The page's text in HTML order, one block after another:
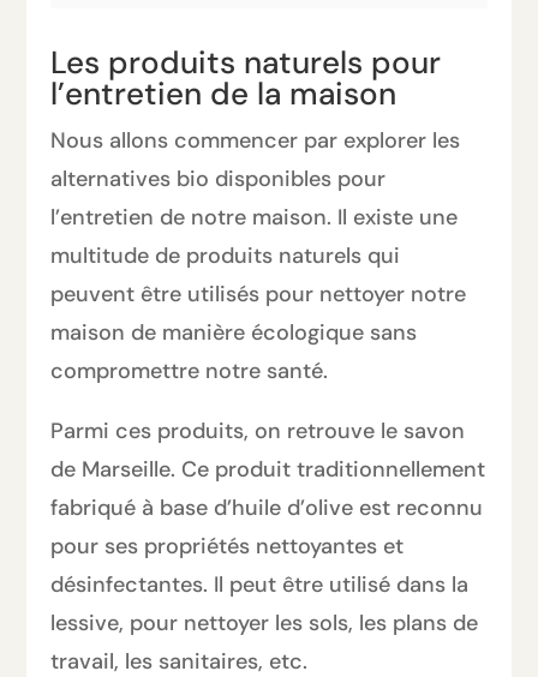
Les produits naturels pour
l’entretien de la maison
Nous allons commencer par explorer les
alternatives bio disponibles pour
l’entretien de notre maison. Il existe une
multitude de produits naturels qui
peuvent être utilisés pour nettoyer notre
maison de manière écologique sans
compromettre notre santé.
Parmi ces produits, on retrouve le savon
de Marseille. Ce produit traditionnellement
fabriqué à base d’huile d’olive est reconnu
pour ses propriétés nettoyantes et
désinfectantes. Il peut être utilisé dans la
lessive, pour nettoyer les sols, les plans de
travail, les sanitaires, etc.